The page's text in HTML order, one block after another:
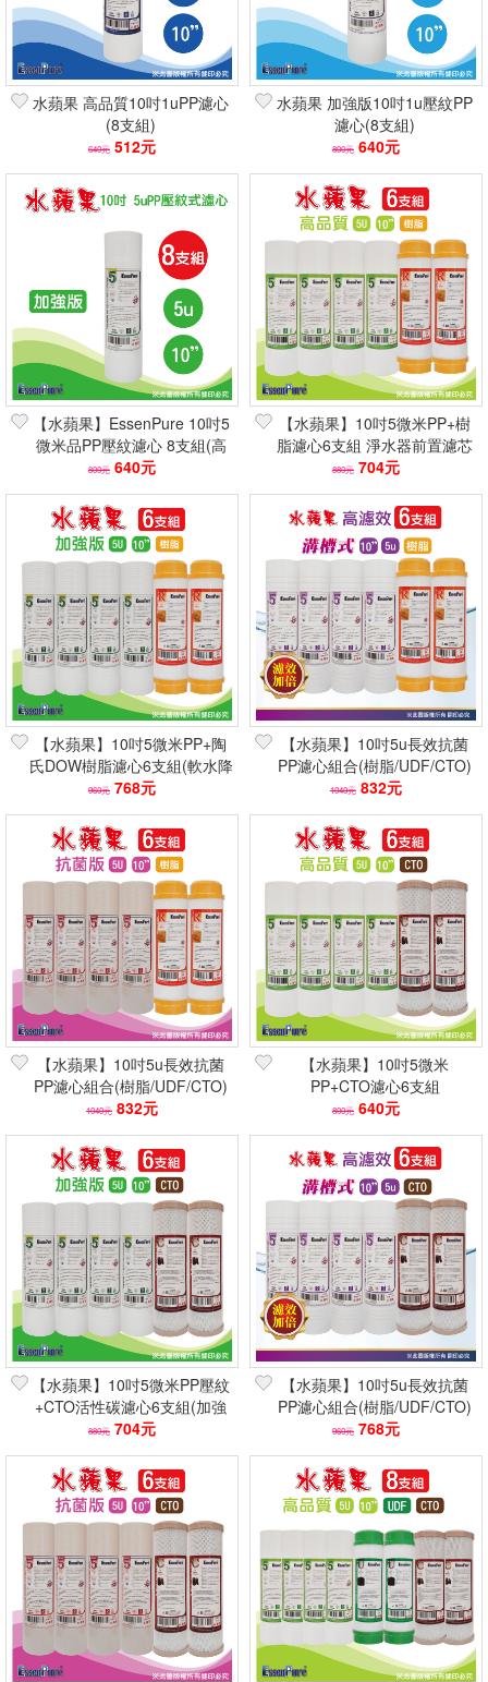
水蘋果 高品質10吋1uPP濾心
(8支組)
640元 512元
水蘋果 加強版10吋1u壓紋PP
濾心(8支組)
800元 640元
【水蘋果】EssenPure 10吋5
微米品PP壓紋濾心 8支組(高
容雜/NSF認證/淨水器濾芯)
800元 640元
【水蘋果】10吋5微米PP+樹
脂濾心6支組 淨水器前置濾芯
(陶氏DOW/軟水除石灰)
880元 704元
【水蘋果】10吋5微米PP+陶
氏DOW樹脂濾心6支組(軟水降
硬度/除石灰質/NSF認證/淨水
器濾芯)
960元 768元
【水蘋果】10吋5u長效抗菌
PP濾心組合(樹脂/UDF/CTO)
6支組 抗菌99%
1040元 832元
【水蘋果】10吋5u長效抗菌
PP濾心組合(樹脂/UDF/CTO)
6-8支組 抗菌99%
1040元 832元
【水蘋果】10吋5微米
PP+CTO濾心6支組
EssenPure 淨水器前置濾芯
(NSF除氯除泥沙)
800元 640元
【水蘋果】10吋5微米PP壓紋
+CTO活性碳濾心6支組(加強
版/除氯異味/NSF認證/淨水器
濾芯)
880元 704元
【水蘋果】10吋5u長效抗菌
PP濾心組合(樹脂/UDF/CTO)
6支組 抗菌99%
960元 768元